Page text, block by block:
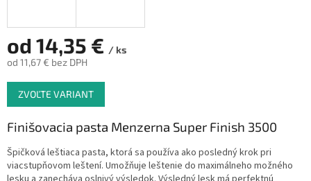
od 14,35 € / ks
od 11,67 € bez DPH
Jednotková
cena:
ZVOĽTE VARIANT
Finišovacia pasta Menzerna Super Finish 3500
Špičková leštiaca pasta, ktorá sa používa ako posledný krok pri
viacstupňovom leštení. Umožňuje leštenie do maximálneho možného